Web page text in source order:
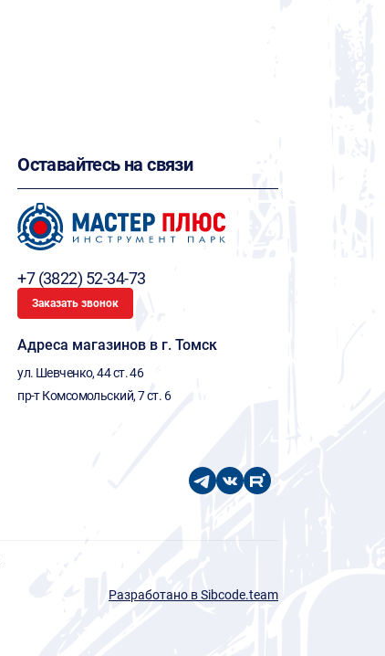
Оставайтесь на связи
+7 (3822) 52-34-73
Заказать звонок
Адреса магазинов в г. Томск
ул. Шевченко, 44 ст. 46
пр-т Комсомольский, 7 ст. 6
Разработано в Sibcode.team